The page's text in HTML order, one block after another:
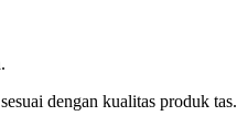
dengan kualitas produk tas.